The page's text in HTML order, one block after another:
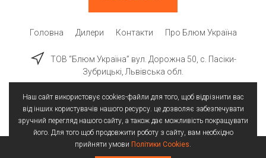
Головна Дилери Контакти Про Блюм Україна
ТОВ “Блюм Україна” вул. Дорожна 50, c. Пасіки-
Зубрицькі, Львівська обл.
Наш сайт використовує cookies-файли для того, щоб відрізнити вас
від інших користувачів нашого ресурсу. це дозволяє забезпечувати
зручний перегляд нашого сайту, а також дає можливість покращувати
його. Для того щоб продовжити роботу з сайту, вам необхідно
прийняти умови Політики Cookies.